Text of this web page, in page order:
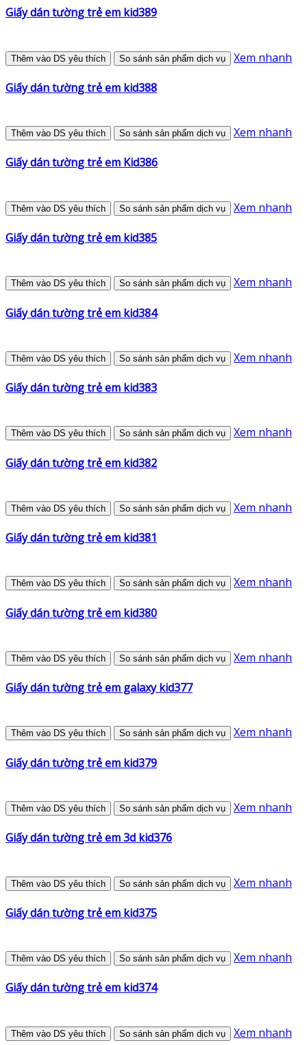
Giấy dán tường trẻ em kid389
Thêm vào DS yêu thích So sánh sản phẩm dịch vụ Xem nhanh
Giấy dán tường trẻ em kid388
Thêm vào DS yêu thích So sánh sản phẩm dịch vụ Xem nhanh
Giấy dán tường trẻ em Kid386
Thêm vào DS yêu thích So sánh sản phẩm dịch vụ Xem nhanh
Giấy dán tường trẻ em kid385
Thêm vào DS yêu thích So sánh sản phẩm dịch vụ Xem nhanh
Giấy dán tường trẻ em kid384
Thêm vào DS yêu thích So sánh sản phẩm dịch vụ Xem nhanh
Giấy dán tường trẻ em kid383
Thêm vào DS yêu thích So sánh sản phẩm dịch vụ Xem nhanh
Giấy dán tường trẻ em kid382
Thêm vào DS yêu thích So sánh sản phẩm dịch vụ Xem nhanh
Giấy dán tường trẻ em kid381
Thêm vào DS yêu thích So sánh sản phẩm dịch vụ Xem nhanh
Giấy dán tường trẻ em kid380
Thêm vào DS yêu thích So sánh sản phẩm dịch vụ Xem nhanh
Giấy dán tường trẻ em galaxy kid377
Thêm vào DS yêu thích So sánh sản phẩm dịch vụ Xem nhanh
Giấy dán tường trẻ em kid379
Thêm vào DS yêu thích So sánh sản phẩm dịch vụ Xem nhanh
Giấy dán tường trẻ em 3d kid376
Thêm vào DS yêu thích So sánh sản phẩm dịch vụ Xem nhanh
Giấy dán tường trẻ em kid375
Thêm vào DS yêu thích So sánh sản phẩm dịch vụ Xem nhanh
Giấy dán tường trẻ em kid374
Thêm vào DS yêu thích So sánh sản phẩm dịch vụ Xem nhanh